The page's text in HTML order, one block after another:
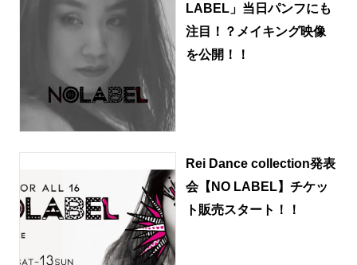
LABEL」当日パンフにも
注目！？メイキング映像
を公開！！
Rei Dance collection発表
会【NO LABEL】チケッ
ト販売スタート！！